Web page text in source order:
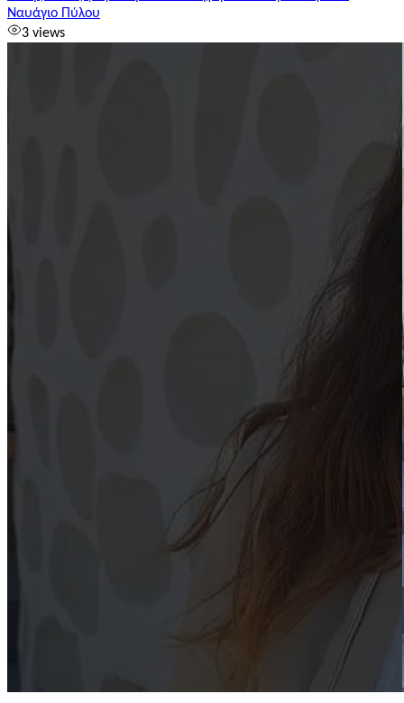
Ναυάγιο Πύλου
3 views